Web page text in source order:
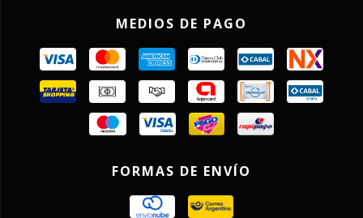
MEDIOS DE PAGO
FORMAS DE ENVÍO